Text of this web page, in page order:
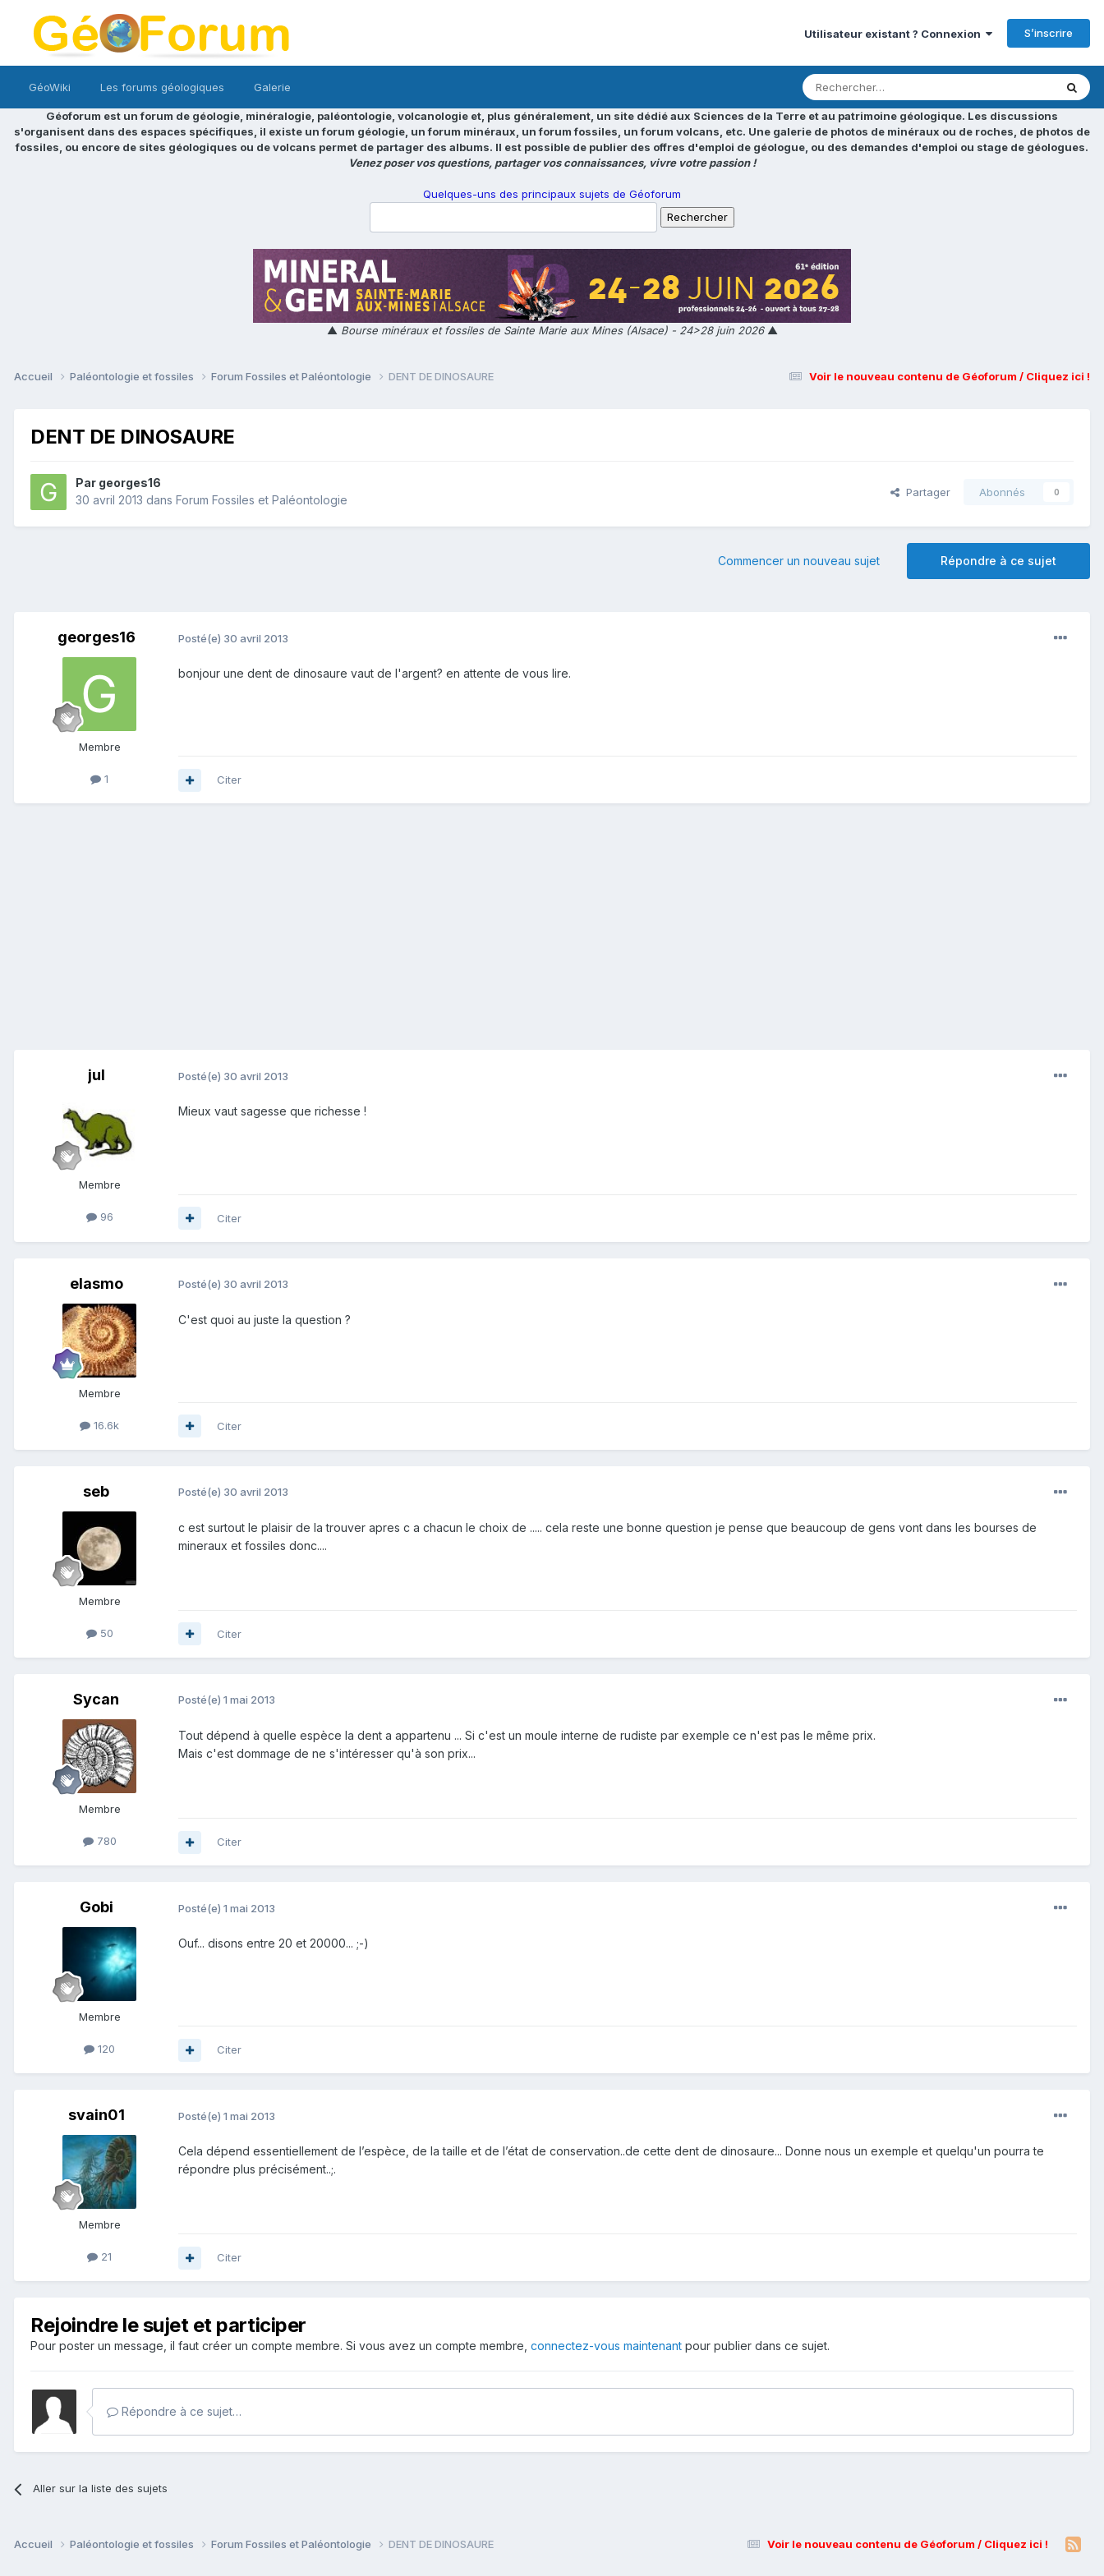
Utilisateur existant ? Connexion S’inscrire
GéoWiki Les forums géologiques Galerie
Géoforum est un forum de géologie, minéralogie, paléontologie, volcanologie et, plus généralement, un site dédié aux Sciences de la Terre et au patrimoine géologique. Les discussions
s'organisent dans des espaces spécifiques, il existe un forum géologie, un forum minéraux, un forum fossiles, un forum volcans, etc. Une galerie de photos de minéraux ou de roches, de photos de
fossiles, ou encore de sites géologiques ou de volcans permet de partager des albums. Il est possible de publier des offres d'emploi de géologue, ou des demandes d'emploi ou stage de géologues.
Venez poser vos questions, partager vos connaissances, vivre votre passion !
Quelques-uns des principaux sujets de Géoforum
▲ Bourse minéraux et fossiles de Sainte Marie aux Mines (Alsace) - 24>28 juin 2026▲
Voir le nouveau contenu de Géoforum / Cliquez ici !
Accueil Paléontologie et fossiles Forum Fossiles et Paléontologie DENT DE DINOSAURE
DENT DE DINOSAURE
Par georges16
30 avril 2013 dans Forum Fossiles et Paléontologie
Partager Abonnés 0
Répondre à ce sujet
Commencer un nouveau sujet
georges16
Membre
1
Posté(e) 30 avril 2013
bonjour une dent de dinosaure vaut de l'argent? en attente de vous lire.
Citer
jul
Membre
96
Posté(e) 30 avril 2013
Mieux vaut sagesse que richesse !
Citer
elasmo
Membre
16.6k
Posté(e) 30 avril 2013
C'est quoi au juste la question ?
Citer
seb
Membre
50
Posté(e) 30 avril 2013
c est surtout le plaisir de la trouver apres c a chacun le choix de ..... cela reste une bonne question je pense que beaucoup de gens vont dans les bourses de
mineraux et fossiles donc....
Citer
Sycan
Membre
780
Posté(e) 1 mai 2013
Tout dépend à quelle espèce la dent a appartenu ... Si c'est un moule interne de rudiste par exemple ce n'est pas le même prix.
Mais c'est dommage de ne s'intéresser qu'à son prix...
Citer
Gobi
Membre
120
Posté(e) 1 mai 2013
Ouf... disons entre 20 et 20000... ;-)
Citer
svain01
Membre
21
Posté(e) 1 mai 2013
Cela dépend essentiellement de l’espèce, de la taille et de l’état de conservation..de cette dent de dinosaure... Donne nous un exemple et quelqu'un pourra te
répondre plus précisément..;.
Citer
Rejoindre le sujet et participer
Pour poster un message, il faut créer un compte membre. Si vous avez un compte membre, connectez-vous maintenant pour publier dans ce sujet.
Répondre à ce sujet…
Aller sur la liste des sujets
Voir le nouveau contenu de Géoforum / Cliquez ici !
Accueil Paléontologie et fossiles Forum Fossiles et Paléontologie DENT DE DINOSAURE